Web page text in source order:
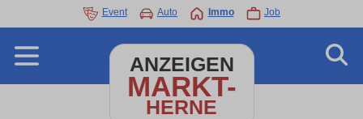
Event Auto Immo Job
ANZEIGEN
MARKT-
HERNE